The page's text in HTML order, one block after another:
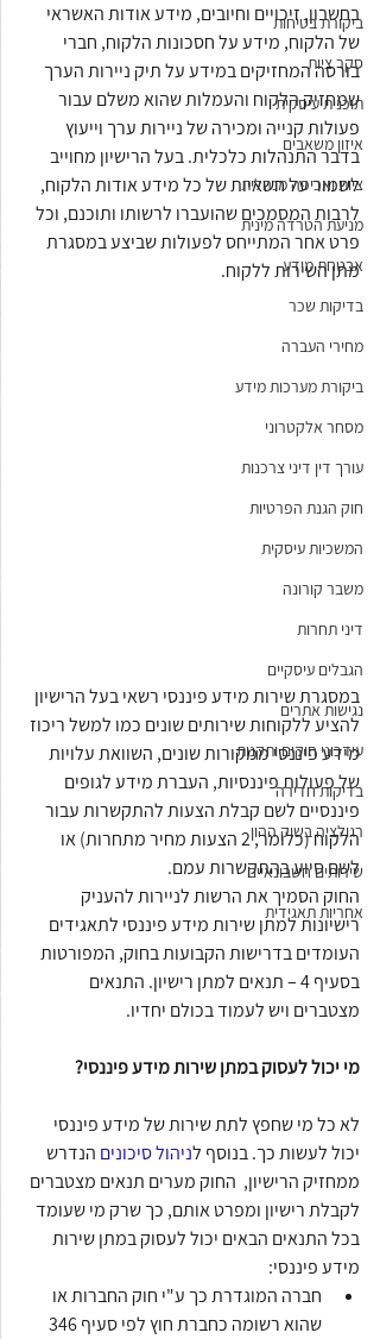
ביקורת בטיחות
סקר ציות
תוכנית עיסקית
איזון משאבים
ציות ואכיפה מנהלית
מניעת הטרדה מינית
אבטחת מידע
בדיקות שכר
מחירי העברה
ביקורת מערכות מידע
מסחר אלקטרוני
עורך דין דיני צרכנות
חוק הגנת הפרטיות
המשכיות עיסקית
משבר קורונה
דיני תחרות
הגבלים עיסקיים
נגישות אתרים
עידכוני חוקים ותקנות
בדיקות חדירה
רגולציה בשוק ההון
שירותים חשבונאיים
אחריות תאגידית
בחשבון, זיכויים וחיובים, מידע אודות האשראי
של הלקוח, מידע על חסכונות הלקוח, חברי
בורסה המחזיקים במידע על תיק ניירות הערך
שמחזיק הלקוח והעמלות שהוא משלם עבור
פעולות קנייה ומכירה של ניירות ערך וייעוץ
בדבר התנהלות כלכלית. בעל הרישיון מחוייב
לשמור על חשאיות של כל מידע אודות הלקוח,
לרבות המסמכים שהועברו לרשותו ותוכנם, וכל
פרט אחר המתייחס לפעולות שביצע במסגרת
מתן השירות ללקוח.
במסגרת שירות מידע פיננסי רשאי בעל הרישיון
להציע ללקוחות שירותים שונים כמו למשל ריכוז
מידע פיננסי ממקורות שונים, השוואת עלויות
של פעולות פיננסיות, העברת מידע לגופים
פיננסיים לשם קבלת הצעות להתקשרות עבור
הלקוח (כלומר, 2 הצעות מחיר מתחרות) או
לשם סיוע בהתקשרות עמם.
החוק הסמיך את הרשות לניירות להעניק
רישיונות למתן שירות מידע פיננסי לתאגידים
העומדים בדרישות הקבועות בחוק, המפורטות
בסעיף 4 – תנאים למתן רישיון. התנאים
מצטברים ויש לעמוד בכולם יחדיו.
מי יכול לעסוק במתן שירות מידע פיננסי?
לא כל מי שחפץ לתת שירות של מידע פיננסי
יכול לעשות כך. בנוסף לניהול סיכונים הנדרש
ממחזיק הרישיון,  החוק מערים תנאים מצטברים
לקבלת רישיון ומפרט אותם, כך שרק מי שעומד
בכל התנאים הבאים יכול לעסוק במתן שירות
מידע פיננסי:
חברה המוגדרת כך ע"י חוק החברות או